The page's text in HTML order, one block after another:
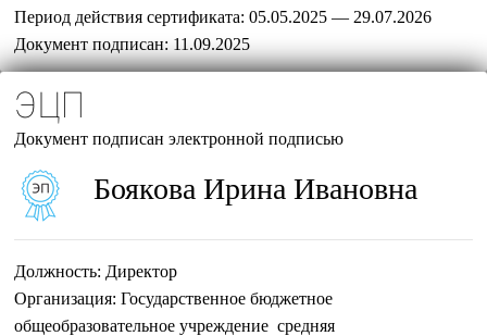
Период действия сертификата: 05.05.2025 — 29.07.2026
Документ подписан: 11.09.2025
ЭЦП
Документ подписан электронной подписью
Боякова Ирина Ивановна
Должность: Директор
Организация: Государственное бюджетное
общеобразовательное учреждение средняя